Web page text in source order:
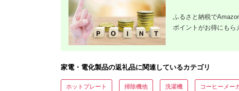
ふるさと納税で
ポイントがお得にもら
家電・電化製品の返礼品に関連しているカテゴリ
ホットプレート 掃除機他 洗濯機 コーヒーメー